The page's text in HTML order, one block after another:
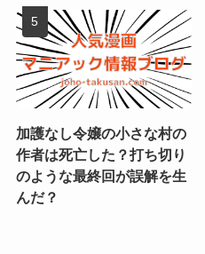
加護なし令嬢の小さな村の
作者は死亡した？打ち切り
のような最終回が誤解を生
んだ？